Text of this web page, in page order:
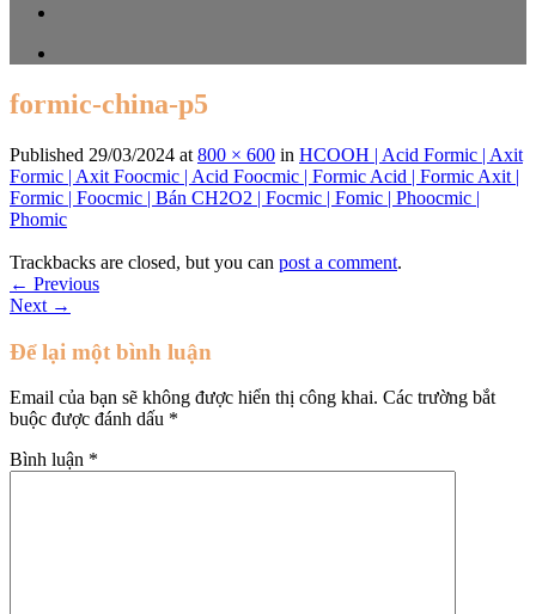
formic-china-p5
Published 29/03/2024 at 800 × 600 in HCOOH | Acid Formic | Axit
Formic | Axit Foocmic | Acid Foocmic | Formic Acid | Formic Axit |
Formic | Foocmic | Bán CH2O2 | Focmic | Fomic | Phoocmic |
Phomic
Trackbacks are closed, but you can post a comment.
← Previous
Next →
Để lại một bình luận
Email của bạn sẽ không được hiển thị công khai. Các trường bắt
buộc được đánh dấu *
Bình luận *